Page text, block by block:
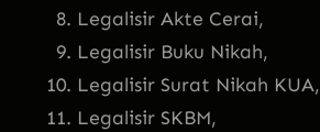
Legalisir Akte Cerai,
Legalisir Buku Nikah,
Legalisir Surat Nikah KUA,
Legalisir SKBM,